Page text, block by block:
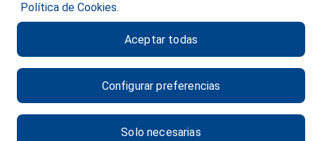
POLITICA DE COOKIES
CANAL DE ÉTICA
Política de Cookies.
Configurar preferencias
Solo necesarias
Aceptar todas